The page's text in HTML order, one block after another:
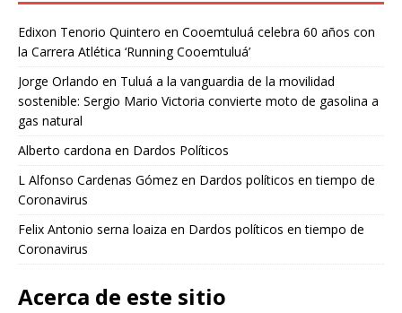
Edixon Tenorio Quintero en Cooemtuluá celebra 60 años con
la Carrera Atlética ‘Running Cooemtuluá’
Jorge Orlando en Tuluá a la vanguardia de la movilidad
sostenible: Sergio Mario Victoria convierte moto de gasolina a
gas natural
Alberto cardona en Dardos Políticos
L Alfonso Cardenas Gómez en Dardos políticos en tiempo de
Coronavirus
Felix Antonio serna loaiza en Dardos políticos en tiempo de
Coronavirus
Acerca de este sitio